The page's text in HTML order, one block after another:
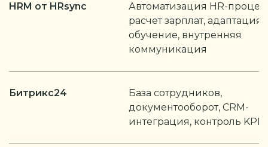
HRM от HRsync
Автоматизация HR-
расчет зарплат, адаптация,
обучение, внутренняя
коммуникация
Битрикс24
База сотрудников,
документооборот, CRM-
интеграция, контроль KPI